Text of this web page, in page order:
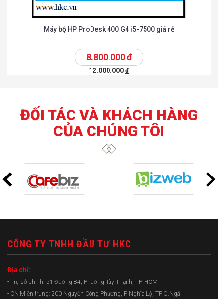
Máy bộ HP ProDesk 400 G4 i5-7500 giá rẻ
8.800.000đ
12.000.000đ
ĐỐI TÁC VÀ KHÁCH HÀNG
CỦA CHÚNG TÔI
CÔNG TY TNHH ĐẦU TƯ HKC
Địa chỉ:
- Trụ sở chính: 51 Đường B4, Phường Tây Thạnh, TP. HCM
- CN Miền trung: 200 Nguyễn Công Phương, P. Nghĩa Lộ, TP Q.Ngãi